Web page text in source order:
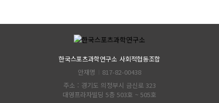
한국스포츠과학연구소 사회적협동조합
안재명
817-82-00438
주소 : 경기도 의정부시 금신로 323
대영프라자빌딩 5층 503호 ~ 505호